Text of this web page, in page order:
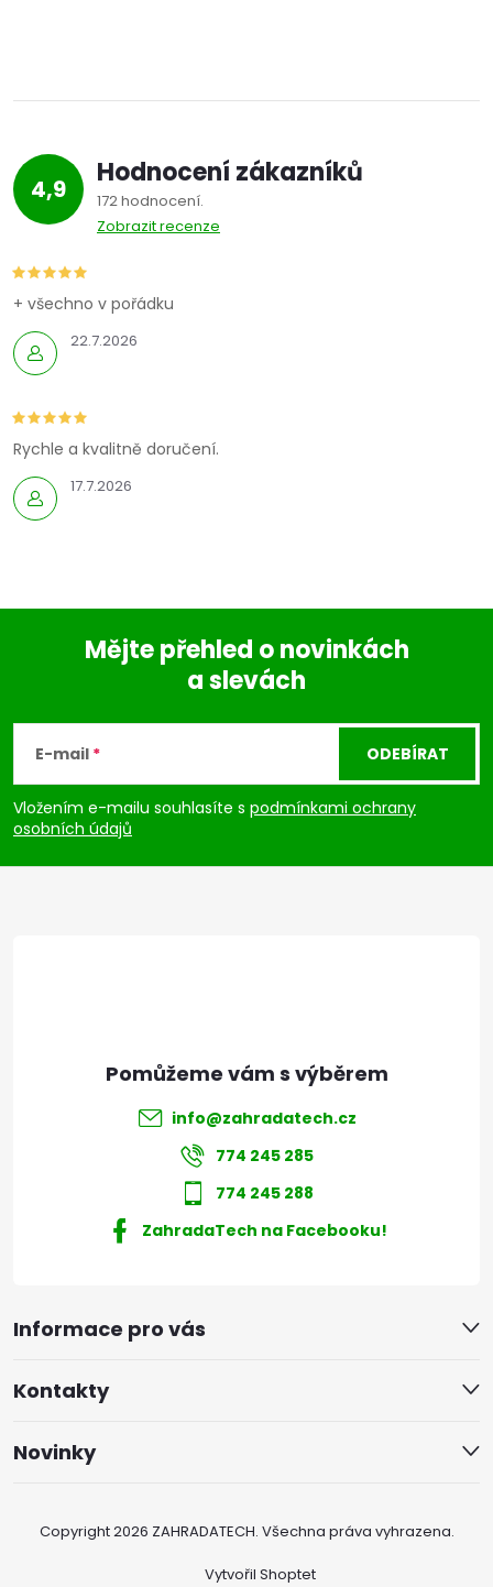
4,9 Hodnocení zákazníků
172 hodnocení
Zobrazit recenze
22.7.2026
+ všechno v pořádku
17.7.2026
Rychle a kvalitně doručení.
p
a
Mějte přehled o novinkách
a slevách
E-mail
Vložením e-mailu souhlasíte s podmínkami ochrany
osobních údajů
ODEBÍRAT
Informace pro vás
Kontakty
Novinky
info@zahradatech.cz
774 245 285
774 245 288
ZahradaTech na Facebooku!
Vytvořil Shoptet
Copyright 2026 ZAHRADATECH. Všechna práva vyhrazena.